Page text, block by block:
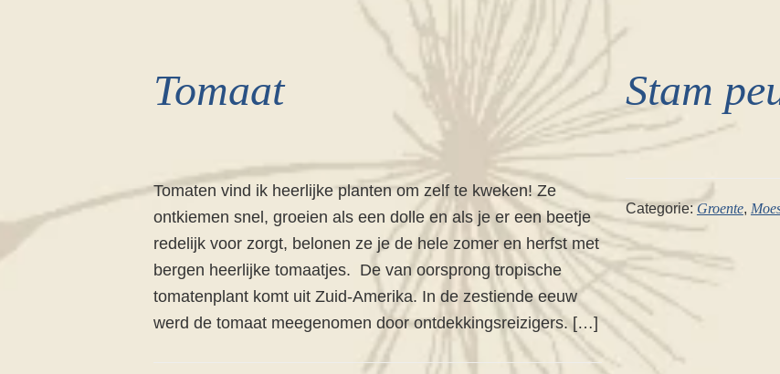
Tomaat
Tomaten vind ik heerlijke planten om zelf te kweken! Ze
ontkiemen snel, groeien als een dolle en als je er een beetje
redelijk voor zorgt, belonen ze je de hele zomer en herfst met
bergen heerlijke tomaatjes. De van oorsprong tropische
tomatenplant komt uit Zuid-Amerika. In de zestiende eeuw
werd de tomaat meegenomen door ontdekkingsreizigers. […]
Stam
Categorie: Groente,